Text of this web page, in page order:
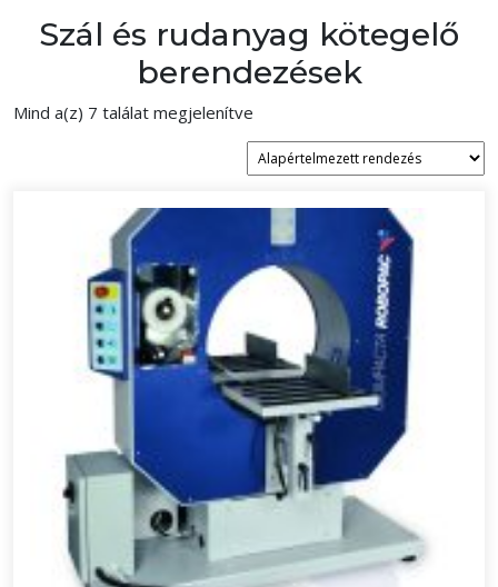
Szál és rudanyag kötegelő
berendezések
Mind a(z) 7 találat megjelenítve